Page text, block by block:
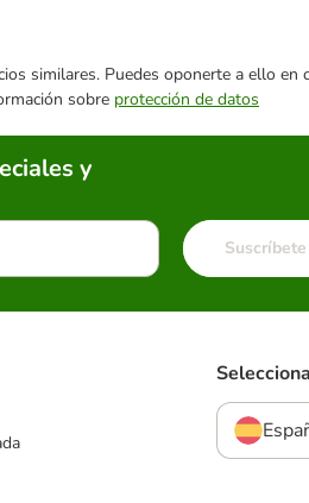
similares. Puedes oponerte a ello
sobre protección de datos
y